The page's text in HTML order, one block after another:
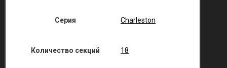
Серия Charleston
Количество секций 18